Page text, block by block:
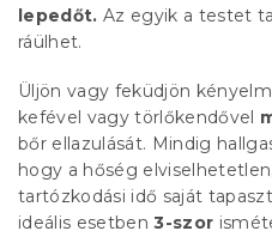
lepedőt. Az egyik a testet
ráülhet.
Üljön vagy feküdjön
kefével vagy törlőkendővel
bőr ellazulását. Mindig
hogy a hőség
tartózkodási idő saját
ideális esetben 3-szor